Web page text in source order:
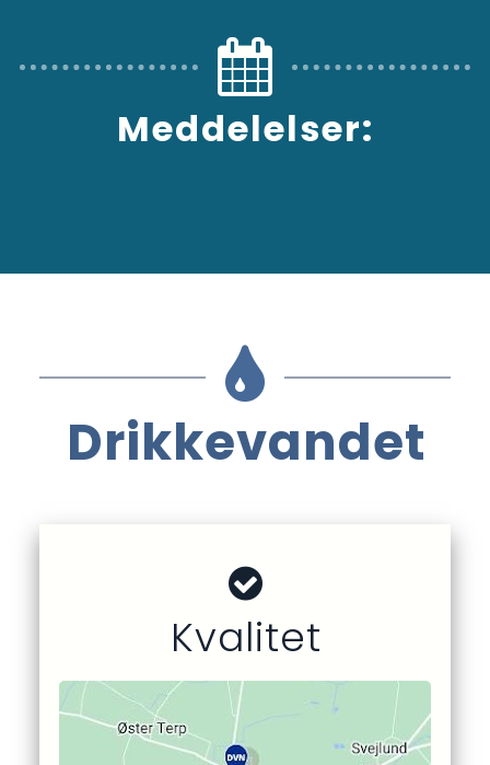
Meddelelser:
Drikkevandet
Kvalitet